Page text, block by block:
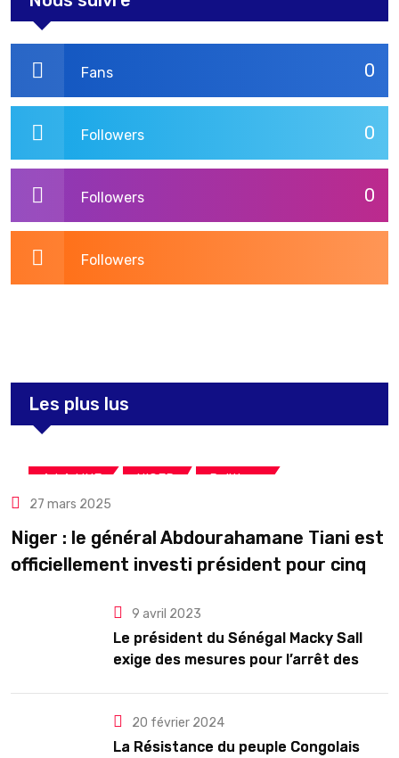
0
Fans
0
Followers
0
Followers
Followers
Les plus lus
A LA UNE NIGER Politique
27 mars 2025
Niger : le général Abdourahamane Tiani est
officiellement investi président pour cinq
9 avril 2023
Le président du Sénégal Macky Sall
exige des mesures pour l’arrêt des
20 février 2024
La Résistance du peuple Congolais